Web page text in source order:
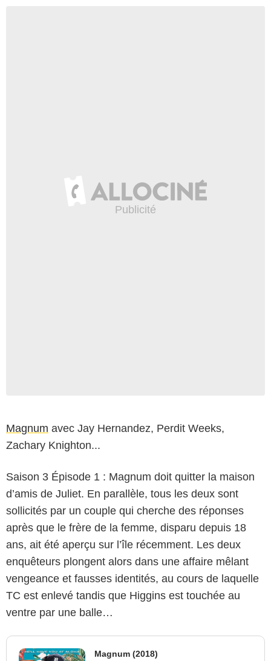
Magnum avec Jay Hernandez, Perdit Weeks,
Zachary Knighton...
Saison 3 Épisode 1 : Magnum doit quitter la maison
d’amis de Juliet. En parallèle, tous les deux sont
sollicités par un couple qui cherche des réponses
après que le frère de la femme, disparu depuis 18
ans, ait été aperçu sur l’île récemment. Les deux
enquêteurs plongent alors dans une affaire mêlant
vengeance et fausses identités, au cours de laquelle
TC est enlevé tandis que Higgins est touchée au
ventre par une balle…
Magnum (2018)